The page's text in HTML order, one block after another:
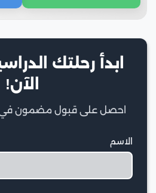
ابدأ رحلتك
الآن!
احصل على قبول مضمون في
الاسم